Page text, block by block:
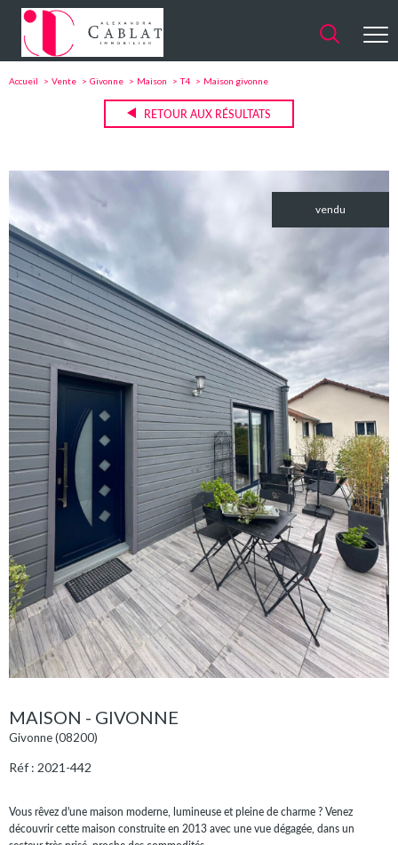
Accueil Vente Givonne Maison T4 Maison givonne
RETOUR AUX RÉSULTATS
vendu
MAISON - GIVONNE
Givonne (08200)
Réf : 2021-442
Vous rêvez d'une maison moderne, lumineuse et pleine de charme ? Venez
découvrir cette maison construite en 2013 avec une vue dégagée, dans un